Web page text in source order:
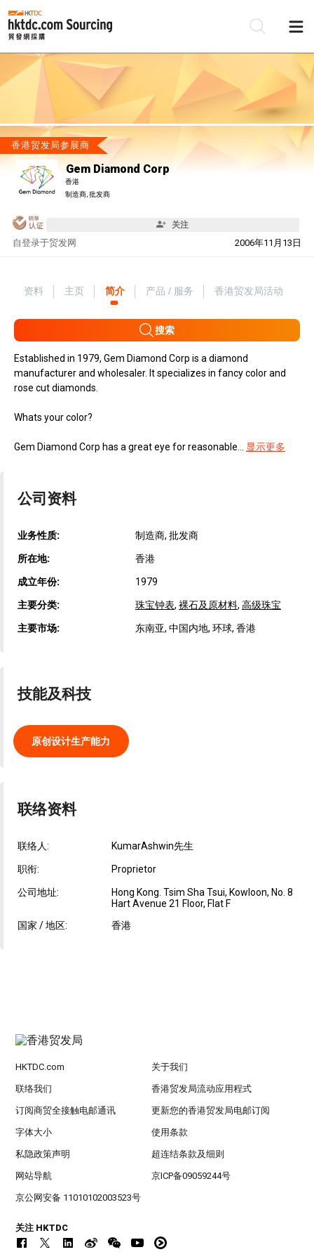
香港贸发局参展商
Gem Diamond Corp
香港
制造商, 批发商
关注
自 2006年11月13日
登录于贸发网
资料 主页 简介 产品 / 服务 香港贸发局活动
搜索
Established in 1979, Gem Diamond Corp is a diamond
manufacturer and wholesaler. It specializes in fancy color and
rose cut diamonds.
Whats your color?
Gem Diamond Corp has a great eye for reasonable... 显示更多
公司资料
业务性质: 制造商, 批发商
所在地: 香港
成立年份: 1979
主要分类: 珠宝钟表, 裸石及原材料, 高级珠宝
主要市场: 东南亚, 中国内地, 环球, 香港
技能及科技
原创设计生产能力
联络资料
联络人: KumarAshwin先生
职衔: Proprietor
公司地址:
Hong Kong. Tsim Sha Tsui, Kowloon, No. 8
Hart Avenue 21 Floor, Flat F
国家 / 地区:
香港
HKTDC.com 关于我们
联络我们 香港贸发局流动应用程式
订阅商贸全接触电邮通讯 更新您的香港贸发局电邮订阅
字体大小 使用条款
私隐政策声明 超连结条款及细则
网站导航 京ICP备09059244号
京公网安备 11010102003523号
关注 HKTDC